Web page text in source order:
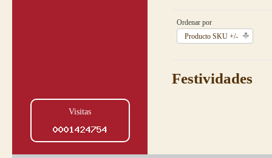
Ordenar por
Producto SKU +/-
Festividades
Visitas